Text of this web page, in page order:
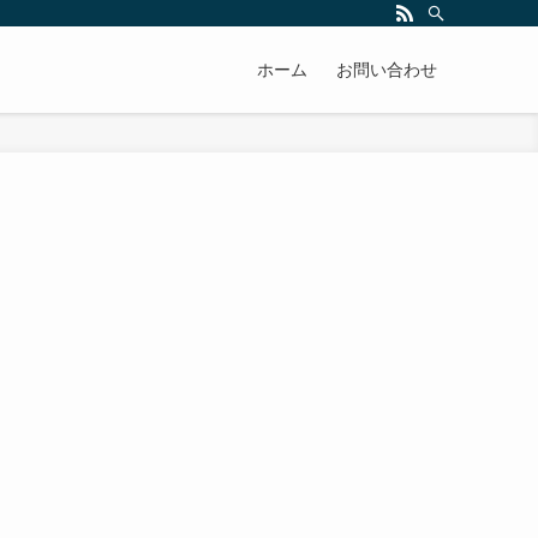
ホーム お問い合わせ